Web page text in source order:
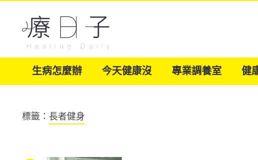
生病怎麼辦 今天健康沒 專業調養室 健
標籤： 長者健身